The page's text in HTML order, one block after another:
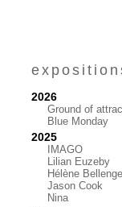
2026
Ground of
Blue Monday
2025
IMAGO
Lilian Euzeby
Hélène
Jason Cook
Nina